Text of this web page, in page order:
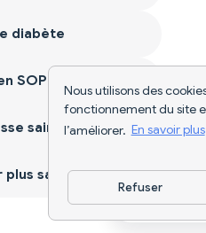
Nous utilisons des
fonctionnement du site
l’améliorer. En savoir plus
Refuser
diabète
SOPK
saine
sain